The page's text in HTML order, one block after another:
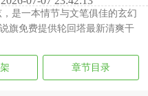
是一本情节与文笔俱佳的玄幻
旗免费提供轮回塔最新清爽干
章节目录